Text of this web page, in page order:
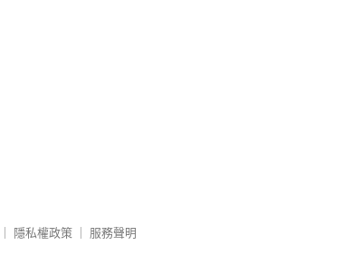
隱私權政策 服務聲明